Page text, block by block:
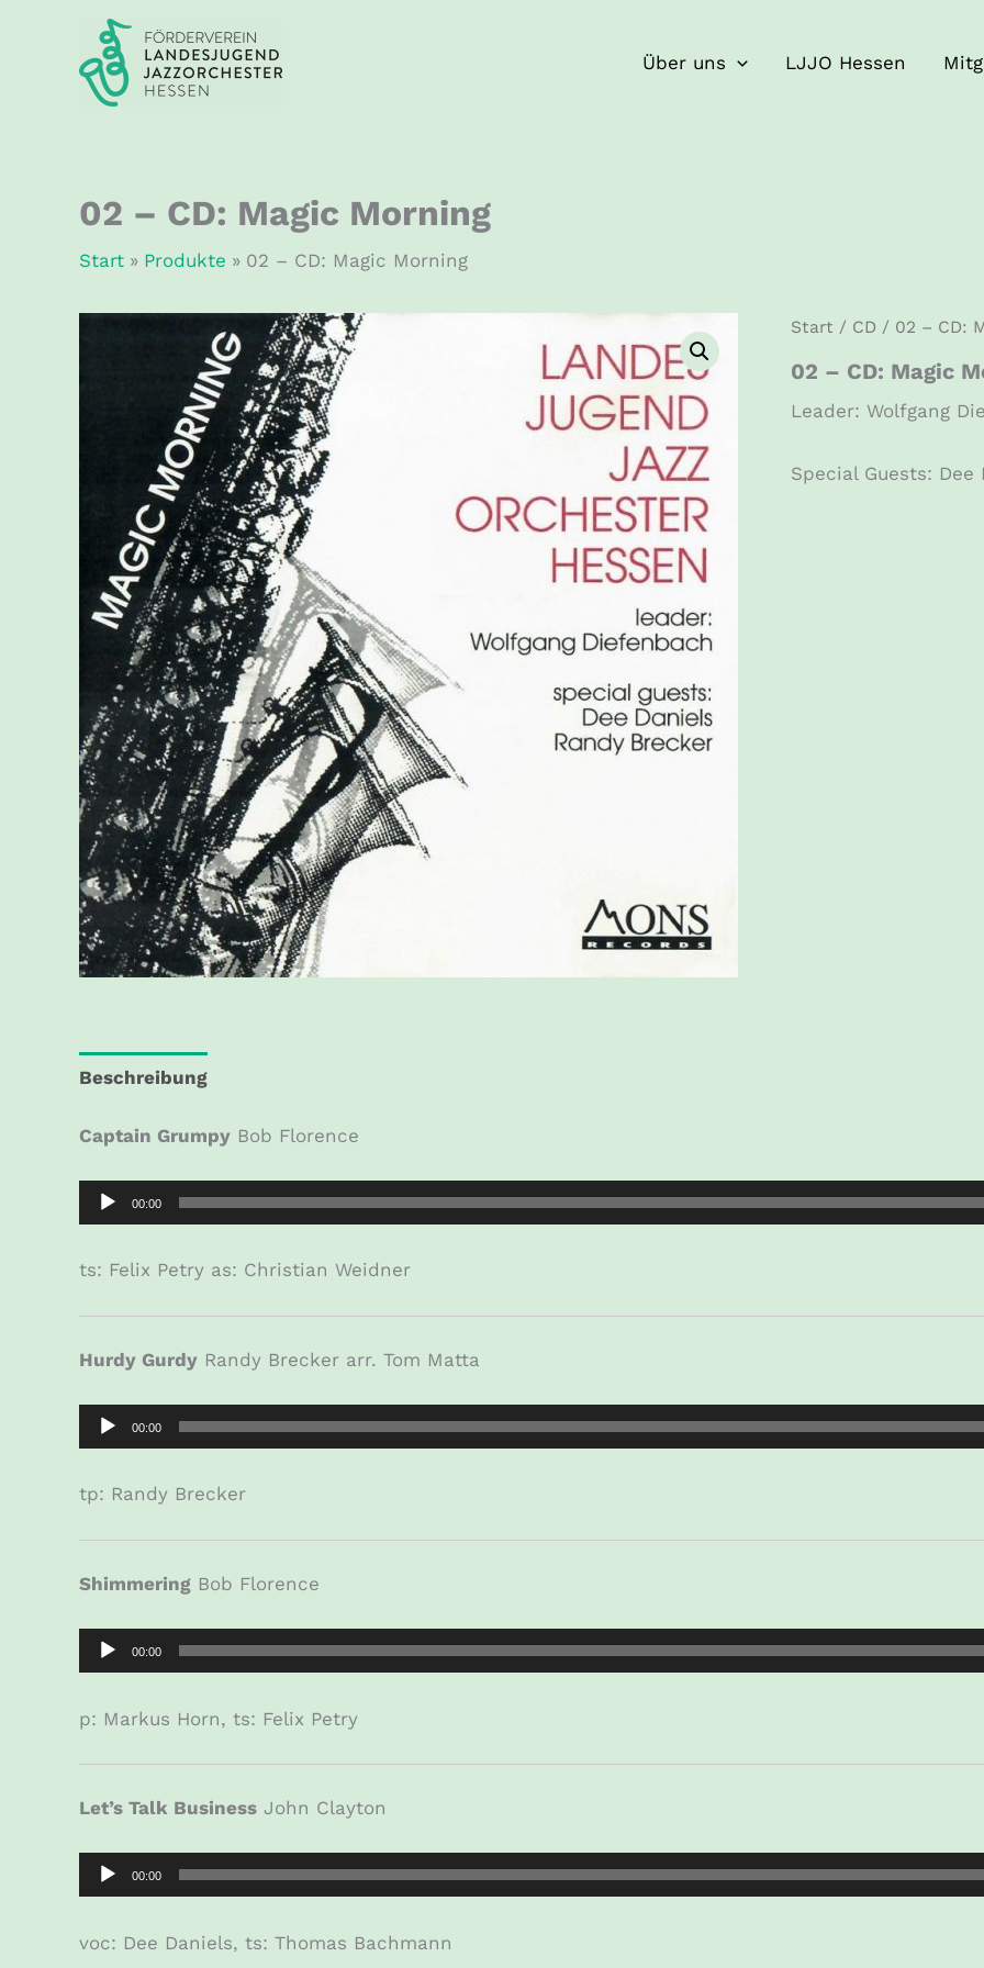
Über uns LJJO Hessen
02 – CD: Magic Morning
Start Produkte 02 – CD: Magic Morning
Start / CD / 02 – CD:
02 – CD: Magic
Leader: Wolfgang
Special Guests:
Beschreibung
Captain Grumpy Bob Florence
Audio-
Player
00:00
ts: Felix Petry as: Christian Weidner
Hurdy Gurdy Randy Brecker arr. Tom Matta
Audio-
Player
00:00
tp: Randy Brecker
Shimmering Bob Florence
Audio-
Player
00:00
p: Markus Horn, ts: Felix Petry
Let’s Talk Business John Clayton
Audio-
Player
00:00
voc: Dee Daniels, ts: Thomas Bachmann